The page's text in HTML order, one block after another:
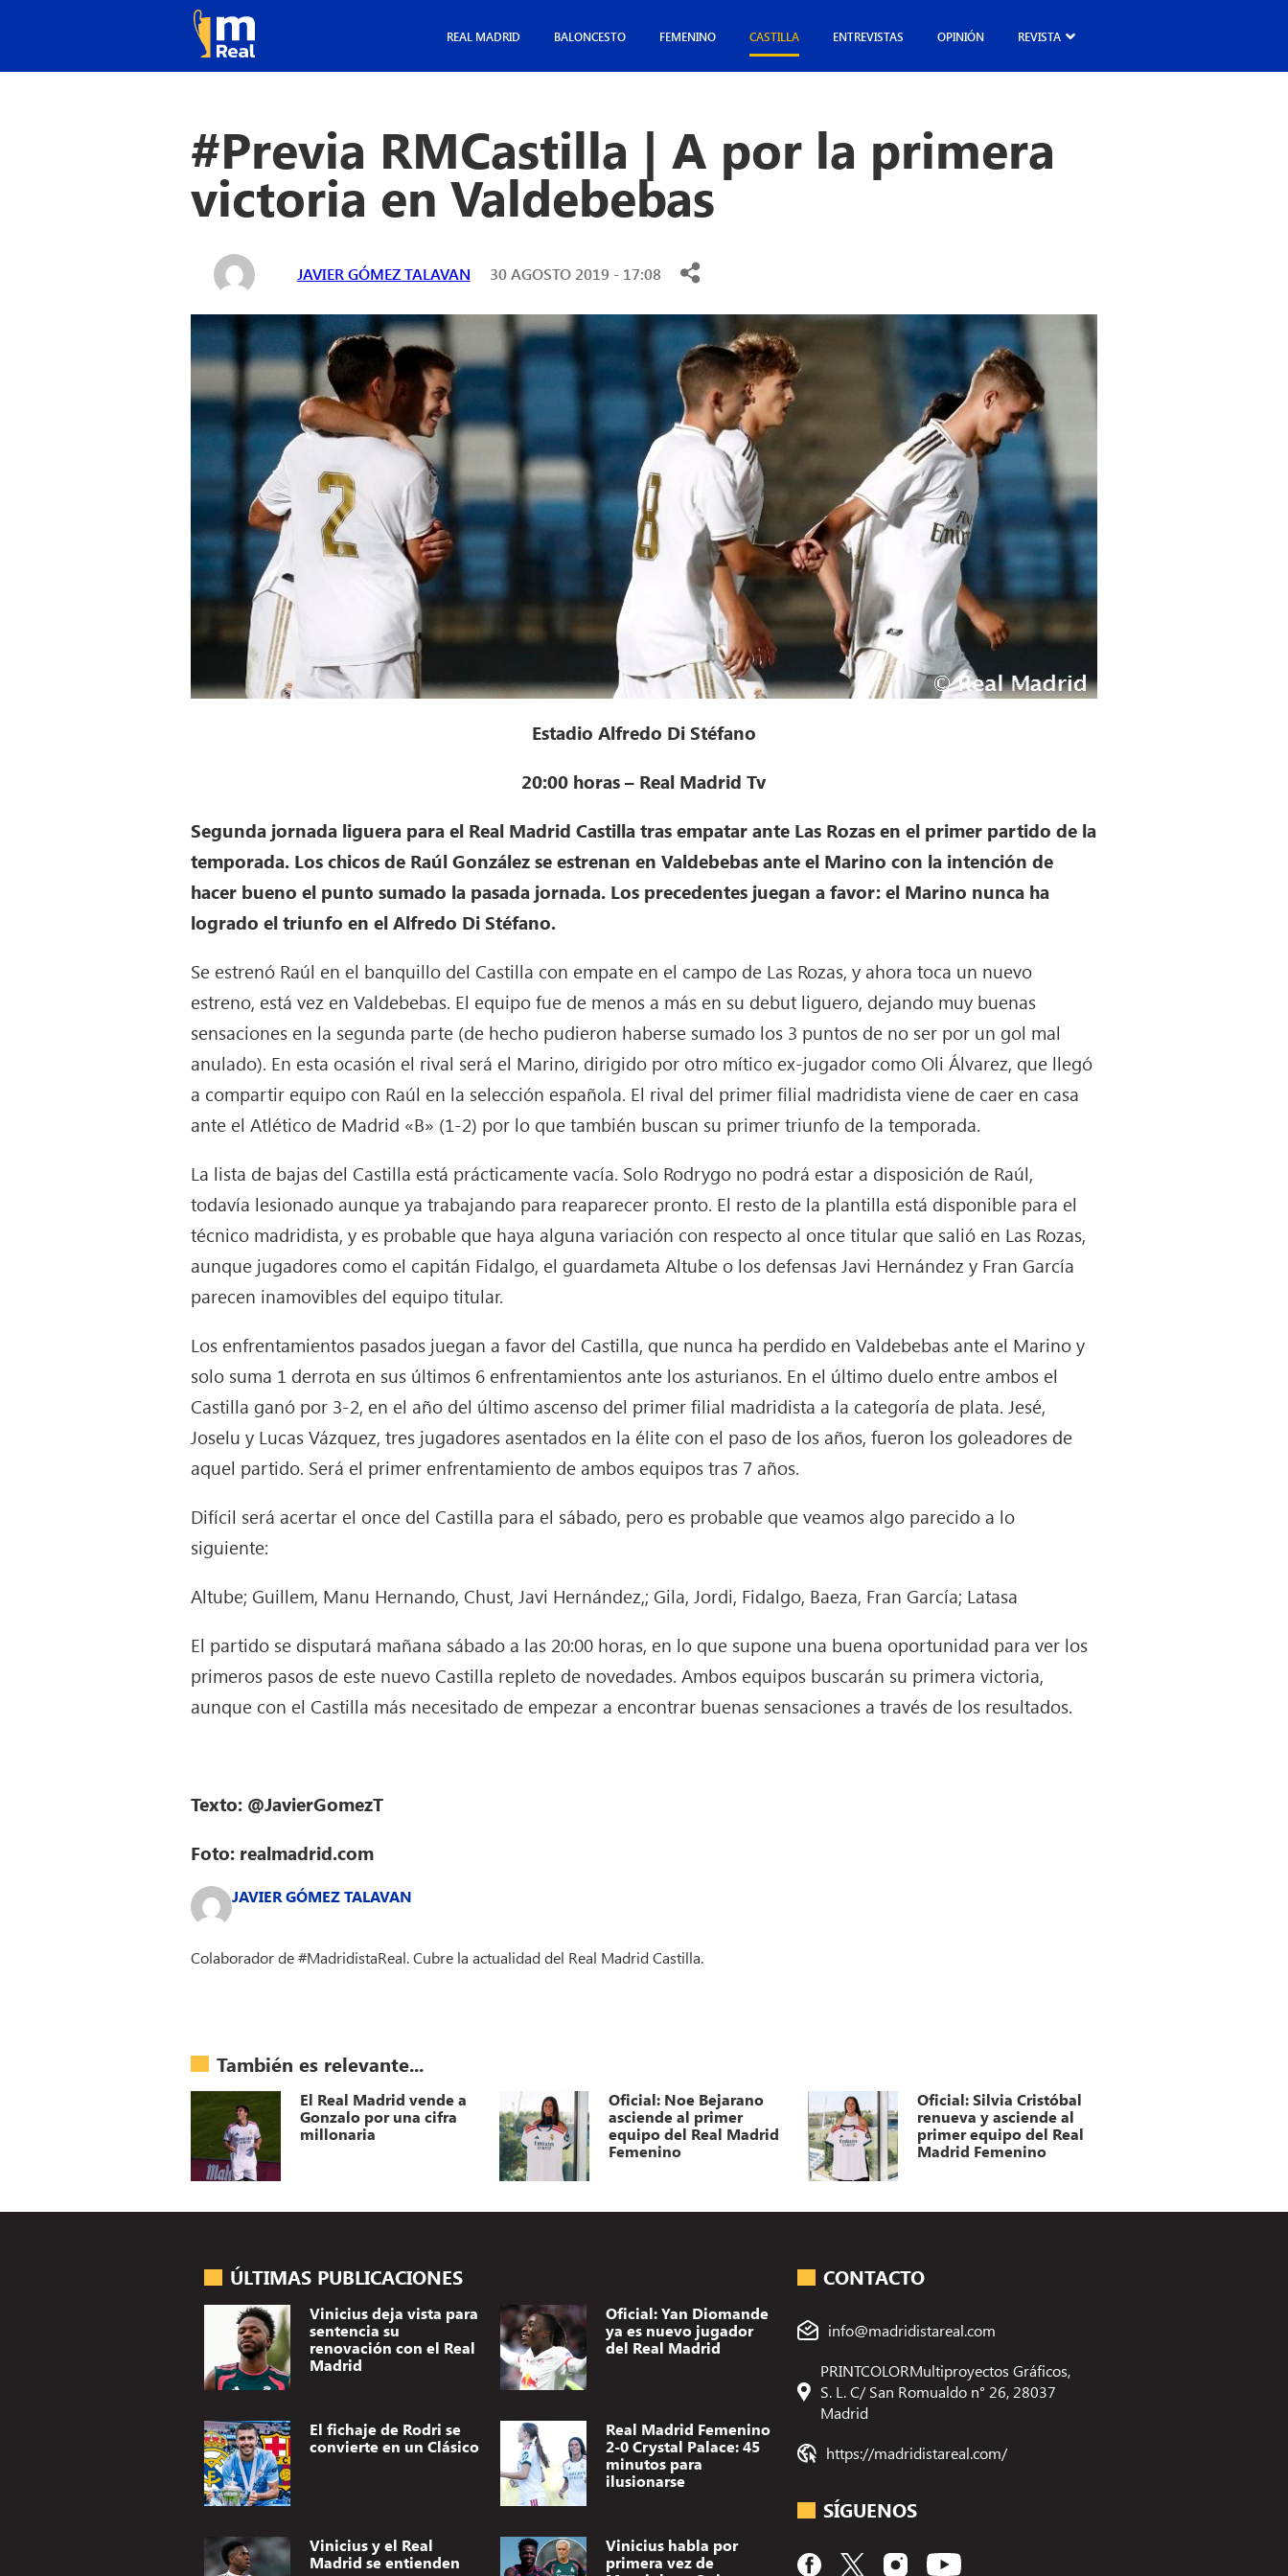
REAL MADRID BALONCESTO FEMENINO CASTILLA ENTREVISTAS OPINIÓN REVISTA
#Previa RMCastilla | A por la primera
victoria en Valdebebas
JAVIER GÓMEZ TALAVAN 30 AGOSTO 2019 - 17:08
Estadio Alfredo Di Stéfano
20:00 horas – Real Madrid Tv
Segunda jornada liguera para el Real Madrid Castilla tras empatar ante Las Rozas en el primer partido de la
temporada. Los chicos de Raúl González se estrenan en Valdebebas ante el Marino con la intención de
hacer bueno el punto sumado la pasada jornada. Los precedentes juegan a favor: el Marino nunca ha
logrado el triunfo en el Alfredo Di Stéfano.
Se estrenó Raúl en el banquillo del Castilla con empate en el campo de Las Rozas, y ahora toca un nuevo
estreno, está vez en Valdebebas. El equipo fue de menos a más en su debut liguero, dejando muy buenas
sensaciones en la segunda parte (de hecho pudieron haberse sumado los 3 puntos de no ser por un gol mal
anulado). En esta ocasión el rival será el Marino, dirigido por otro mítico ex-jugador como Oli Álvarez, que llegó
a compartir equipo con Raúl en la selección española. El rival del primer filial madridista viene de caer en casa
ante el Atlético de Madrid «B» (1-2) por lo que también buscan su primer triunfo de la temporada.
La lista de bajas del Castilla está prácticamente vacía. Solo Rodrygo no podrá estar a disposición de Raúl,
todavía lesionado aunque ya trabajando para reaparecer pronto. El resto de la plantilla está disponible para el
técnico madridista, y es probable que haya alguna variación con respecto al once titular que salió en Las Rozas,
aunque jugadores como el capitán Fidalgo, el guardameta Altube o los defensas Javi Hernández y Fran García
parecen inamovibles del equipo titular.
Los enfrentamientos pasados juegan a favor del Castilla, que nunca ha perdido en Valdebebas ante el Marino y
solo suma 1 derrota en sus últimos 6 enfrentamientos ante los asturianos. En el último duelo entre ambos el
Castilla ganó por 3-2, en el año del último ascenso del primer filial madridista a la categoría de plata. Jesé,
Joselu y Lucas Vázquez, tres jugadores asentados en la élite con el paso de los años, fueron los goleadores de
aquel partido. Será el primer enfrentamiento de ambos equipos tras 7 años.
Difícil será acertar el once del Castilla para el sábado, pero es probable que veamos algo parecido a lo
siguiente:
Altube; Guillem, Manu Hernando, Chust, Javi Hernández,; Gila, Jordi, Fidalgo, Baeza, Fran García; Latasa
El partido se disputará mañana sábado a las 20:00 horas, en lo que supone una buena oportunidad para ver los
primeros pasos de este nuevo Castilla repleto de novedades. Ambos equipos buscarán su primera victoria,
aunque con el Castilla más necesitado de empezar a encontrar buenas sensaciones a través de los resultados.
Texto: @JavierGomezT
Foto: realmadrid.com
JAVIER GÓMEZ TALAVAN
Colaborador de #MadridistaReal. Cubre la actualidad del Real Madrid Castilla.
También es relevante...
El Real Madrid vende a
Gonzalo por una cifra
millonaria
Oficial: Noe Bejarano
asciende al primer
equipo del Real Madrid
Femenino
Oficial: Silvia Cristóbal
renueva y asciende al
primer equipo del Real
Madrid Femenino
ÚLTIMAS PUBLICACIONES
Vinicius deja vista para
sentencia su
renovación con el Real
Madrid
Oficial: Yan Diomande
ya es nuevo jugador
del Real Madrid
El fichaje de Rodri se
convierte en un Clásico
Real Madrid Femenino
2-0 Crystal Palace: 45
minutos para
ilusionarse
Vinicius y el Real
Madrid se entienden
Vinicius habla por
primera vez de
CONTACTO
info@madridistareal.com
PRINTCOLORMultiproyectos Gráficos,
S. L. C/ San Romualdo n° 26, 28037
Madrid
https://madridistareal.com/
SÍGUENOS